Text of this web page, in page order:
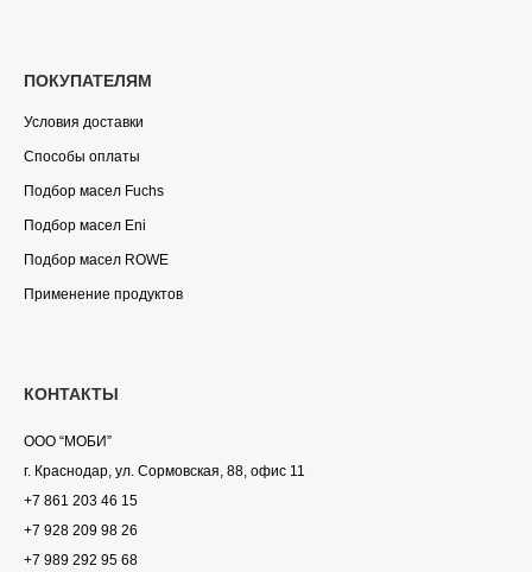
ПОКУПАТЕЛЯМ
Условия доставки
Способы оплаты
Подбор масел Fuchs
Подбор масел Eni
Подбор масел ROWE
Применение продуктов
КОНТАКТЫ
ООО “МОБИ”
г. Краснодар, ул. Сормовская, 88, офис 11
+7 861 203 46 15
+7 928 209 98 26
+7 989 292 95 68